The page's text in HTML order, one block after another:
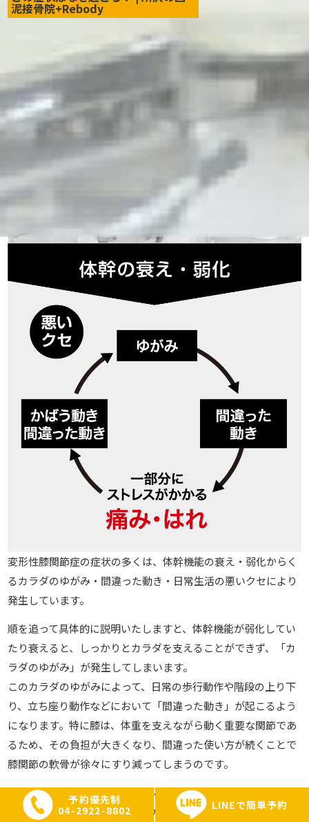
泥接骨院+Rebody
変形性膝関節症の症状の多くは、体幹機能の衰え・弱化からく
るカラダのゆがみ・間違った動き・日常生活の悪いクセにより
発生しています。
順を追って具体的に説明いたしますと、体幹機能が弱化してい
たり衰えると、しっかりとカラダを支えることができず、「カ
ラダのゆがみ」が発生してしまいます。
このカラダのゆがみによって、日常の歩行動作や階段の上り下
り、立ち座り動作などにおいて「間違った動き」が起こるよう
になります。特に膝は、体重を支えながら動く重要な関節であ
るため、その負担が大きくなり、間違った使い方が続くことで
膝関節の軟骨が徐々にすり減ってしまうのです。
このような状態が続いてしまうと、膝関節に炎症が起こり、動
かすたびに痛みが出たり、関節が腫れたり、可動域が狭くなっ
予約優先制
04-2922-8802
LINEで簡単予約